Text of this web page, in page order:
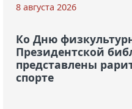
8 августа 2026
Ко Дню
Президентской
представлены
спорте